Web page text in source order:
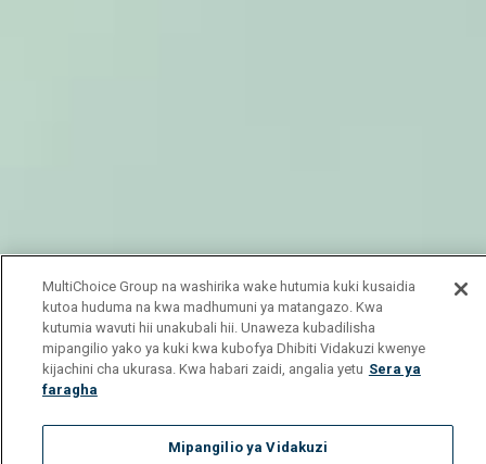
MultiChoice Group na washirika wake hutumia kuki kusaidia
kutoa huduma na kwa madhumuni ya matangazo. Kwa
kutumia wavuti hii unakubali hii. Unaweza kubadilisha
mipangilio yako ya kuki kwa kubofya Dhibiti Vidakuzi kwenye
kijachini cha ukurasa. Kwa habari zaidi, angalia yetu Sera ya
faragha
Mipangilio ya Vidakuzi